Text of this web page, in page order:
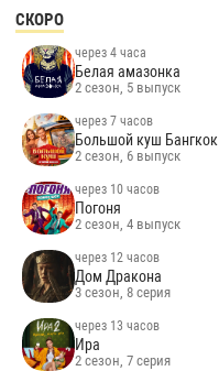
СКОРО
через 4 часа
Белая амазонка
2 сезон, 5 выпуск
через 7 часов
Большой куш Бангкок
2 сезон, 6 выпуск
через 10 часов
Погоня
2 сезон, 4 выпуск
через 12 часов
Дом Дракона
3 сезон, 8 серия
через 13 часов
Ира
2 сезон, 7 серия